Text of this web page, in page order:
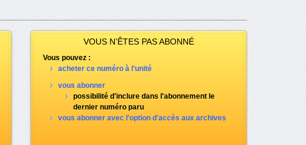
VOUS N’ÊTES PAS ABONNÉ
Vous pouvez :
acheter ce numéro à l’unité
vous abonner
possibilité d'inclure dans l'abonnement le
dernier numéro paru
vous abonner avec l'option d'accès aux archives